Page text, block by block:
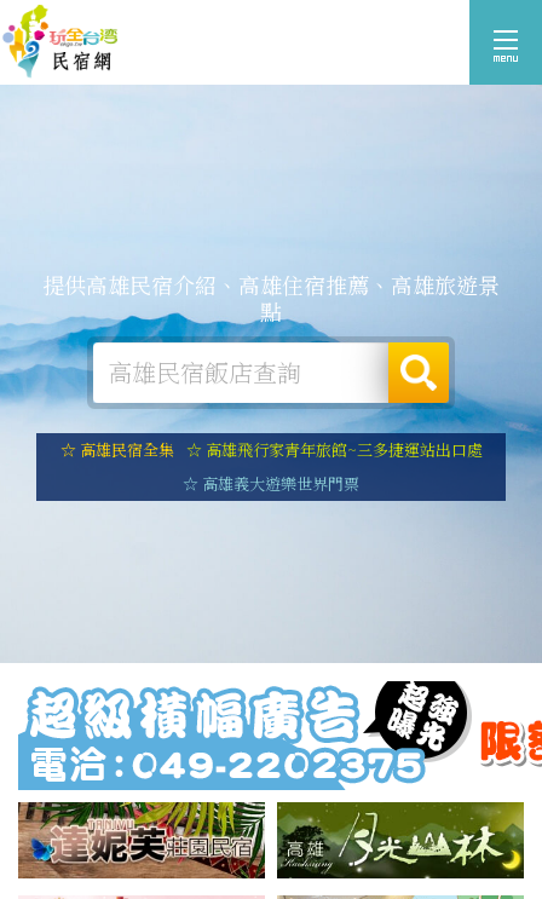
提供高雄民宿介紹、高雄住宿推薦、高雄旅遊景
點
☆ 高雄民宿全集
☆ 高雄飛行家青年旅館~三多捷運站出口處
☆ 高雄義大遊樂世界門票